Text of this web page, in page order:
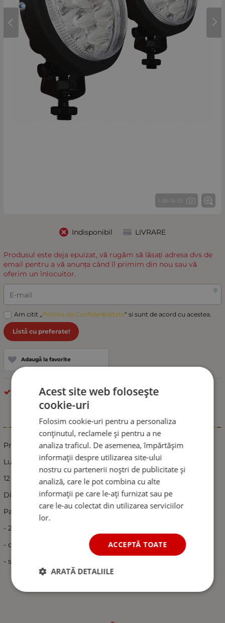
1 de la 10
Indisponibil LIVRARE
Produsul este deja epuizat, vă rugăm să lăsați adresa dvs de
email pentru a vă anunța când îl primim din nou sau vă
oferim un înlocuitor.
E-mail
Am citit „Politica de Confidențialitate“ si sunt de acord cu acestea.
Listă cu preferate!
Adaugă la favorite
LED-uri de lumină de zi
Informații
Proiectoare LED DRL tip lumini zi
Lumina alba
12 leduri
Dimensiune: 90 mm x 120 mm х 55 мм
Pachetul include:
- 2 proiectoare led
- cablaj
- sistem de prindere
Acest site web folosește
cookie-uri
Folosim cookie-uri pentru a personaliza
conținutul, reclamele și pentru a ne
analiza traficul. De asemenea, împărtășim
informații despre utilizarea site-ului
nostru cu partenerii noștri de publicitate și
analiză, care le pot combina cu alte
informații pe care le-ați furnizat sau pe
care le-au colectat din utilizarea serviciilor
lor.
ACCEPTĂ TOATE
ARATĂ DETALIILE